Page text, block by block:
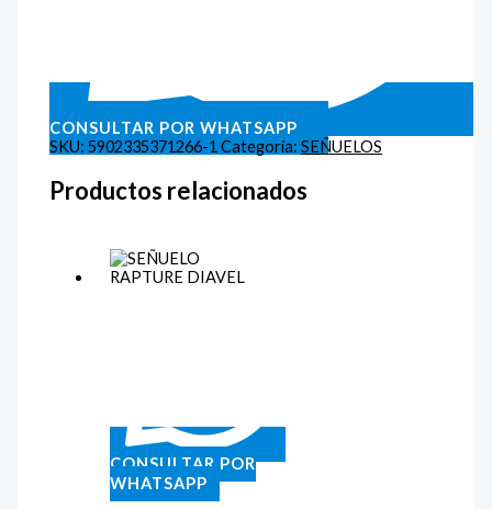
CONSULTAR POR WHATSAPP
SKU:5902335371266-1 Categoría:SEÑUELOS
Productos relacionados
CONSULTAR POR
WHATSAPP